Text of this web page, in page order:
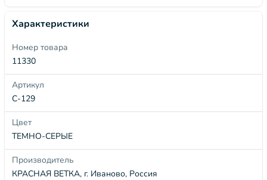
Характеристики
Номер товара
11330
Артикул
С-129
Цвет
ТЕМНО-СЕРЫЕ
Производитель
КРАСНАЯ ВЕТКА, г. Иваново, Россия